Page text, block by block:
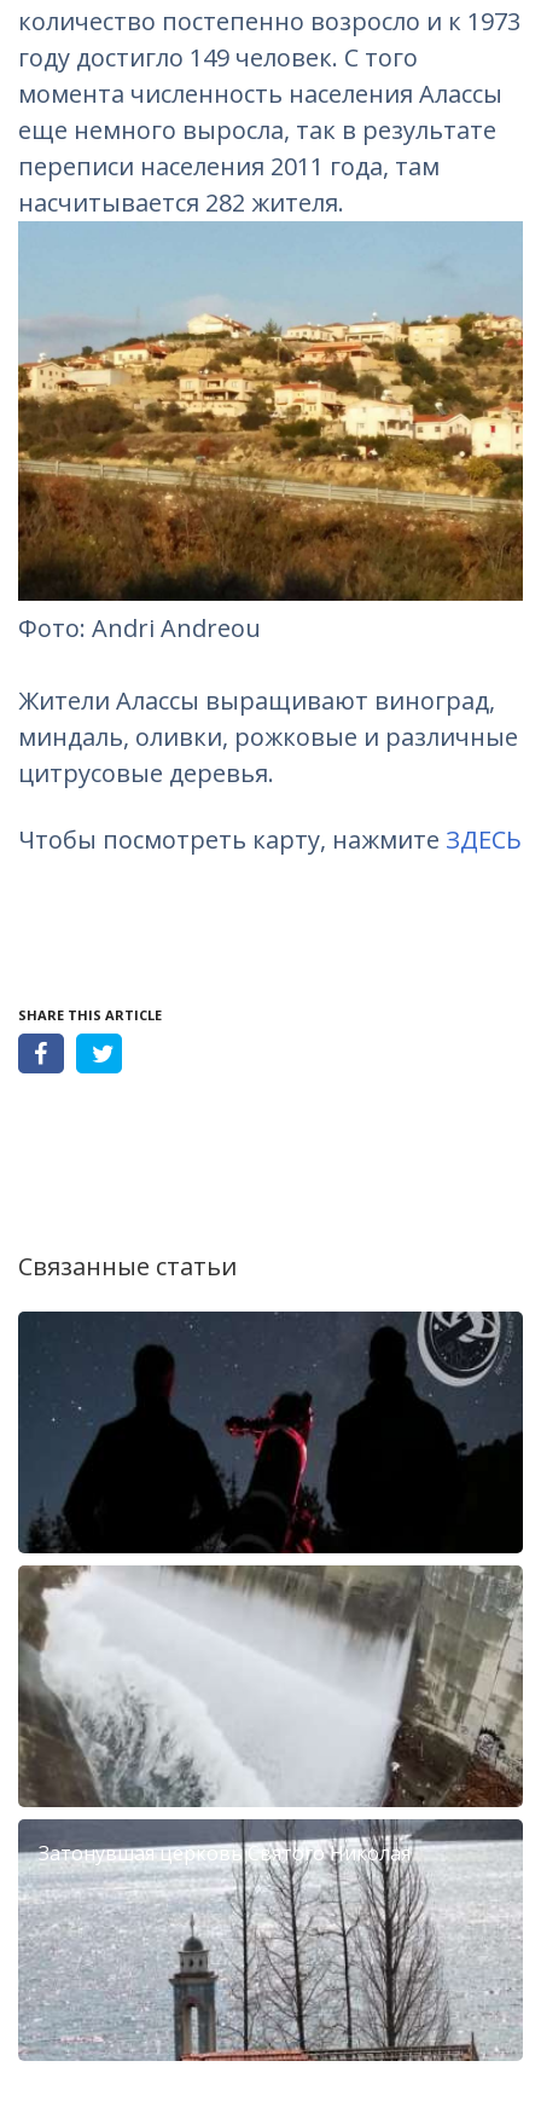
количество постепенно возросло и к 1973
году достигло 149 человек. С того
момента численность населения Алассы
еще немного выросла, так в результате
переписи населения 2011 года, там
насчитывается 282 жителя.
Фотo: Andri Andreou
Жители Алассы выращивают виноград,
миндаль, оливки, рожковые и различные
цитрусовые деревья.
Чтобы посмотреть карту, нажмите ЗДЕСЬ
SHARE THIS ARTICLE
Связанные статьи
Затонувшая церковь Святого Николая